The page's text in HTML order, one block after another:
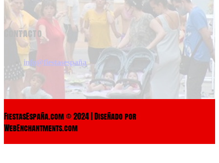
Contacto
info@fiestasespaña
FiestasEspaña.com © 2024 | Diseñado por
WebEnchantments.com